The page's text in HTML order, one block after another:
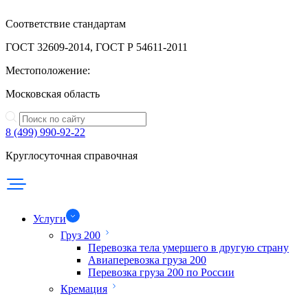
Соответствие стандартам
ГОСТ 32609-2014, ГОСТ Р 54611-2011
Местоположение:
Московская область
8 (499) 990-92-22
Круглосуточная справочная
Услуги
Груз 200
Перевозка тела умершего в другую страну
Авиаперевозка груза 200
Перевозка груза 200 по России
Кремация